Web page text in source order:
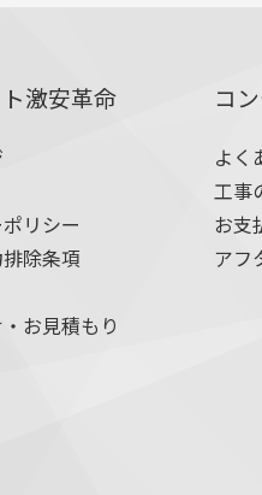
激安革命
リシー
除条項
お見積もり
コ
よく
工事
お支
アフ